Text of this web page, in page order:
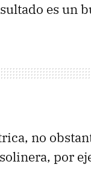
es un
no
por